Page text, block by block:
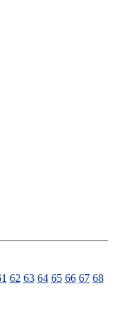
62 63 64 65 66 67 68